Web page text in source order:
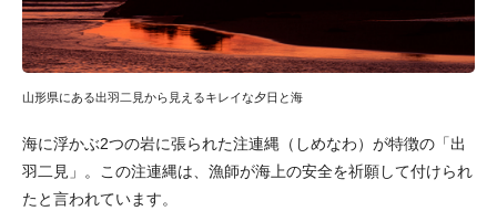
山形県にある出羽二見から見えるキレイな夕日と海
海に浮かぶ2つの岩に張られた注連縄（しめなわ）が特徴の「出
羽二見」。この注連縄は、漁師が海上の安全を祈願して付けられ
たと言われています。